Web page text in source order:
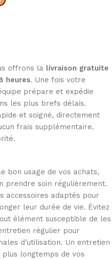
offrons la livraison gratuite
heures. Une fois votre
prépare et expédie
les plus brefs délais.
et soigné, directement
frais supplémentaire.
bon usage de vos achats,
prendre soin régulièrement.
accessoires adaptés pour
leur durée de vie. Évitez
élément susceptible de les
régulier pour
d’utilisation. Un entretien
longtemps de vos